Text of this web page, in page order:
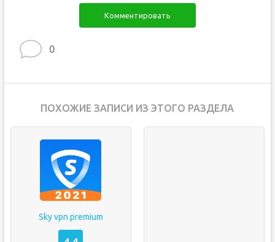
Комментировать
0
ПОХОЖИЕ ЗАПИСИ ИЗ ЭТОГО РАЗДЕЛА
Sky vpn premium